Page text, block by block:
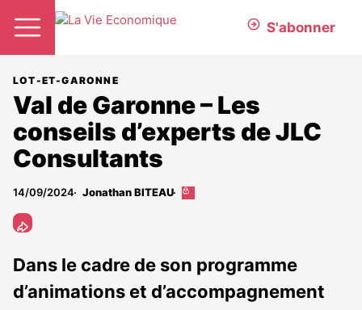
S'abonner
LOT-ET-GARONNE
Val de Garonne – Les
conseils d’experts de JLC
Consultants
14/09/2024 Jonathan BITEAU
Cet
abonnés
Dans le cadre de son programme
d’animations et d’accompagnement